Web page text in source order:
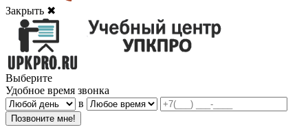
Закрыть ✖
Выберите
Удобное время звонка
в